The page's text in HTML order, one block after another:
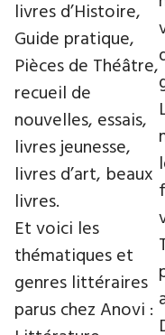
livres d’Histoire,
Guide pratique,
Pièces de Théâtre,
recueil de
nouvelles, essais,
livres jeunesse,
livres d’art, beaux
livres.
Et voici les
thématiques et
genres littéraires
parus chez Anovi :